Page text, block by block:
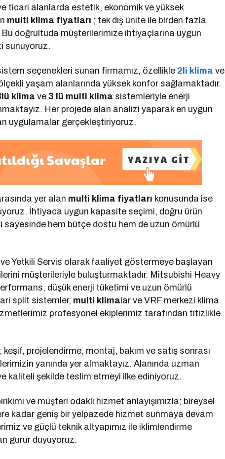
ticari alanlarda estetik, ekonomik ve yüksek
multi klima fiyatları ; tek dış ünite ile birden fazla
doğrultuda müşterilerimize ihtiyaçlarına uygun
sunuyoruz.
seçenekleri sunan firmamız, özellikle 2li klima ve
yaşam alanlarında yüksek konfor sağlamaktadır.
klima ve 3 lü multi klima sistemleriyle enerji
Her projede alan analizi yaparak en uygun
uygulamalar gerçekleştiriyoruz.
yer alan multi klima fiyatları konusunda ise
İhtiyaca uygun kapasite seçimi, doğru ürün
hem bütçe dostu hem de uzun ömürlü
Yetkili Servis olarak faaliyet göstermeye başlayan
müşterileriyle buluşturmaktadır. Mitsubishi Heavy
düşük enerji tüketimi ve uzun ömürlü
split sistemler, multi klima lar ve VRF merkezi klima
profesyonel ekiplerimiz tarafından titizlikle
projelendirme, montaj, bakım ve satış sonrası
yanında yer almaktayız. Alanında uzman
kaliteli şekilde teslim etmeyi ilke ediniyoruz.
ve müşteri odaklı hizmet anlayışımızla; bireysel
kadar geniş bir yelpazede hizmet sunmaya devam
ve güçlü teknik altyapımız ile iklimlendirme
gurur duyuyoruz.